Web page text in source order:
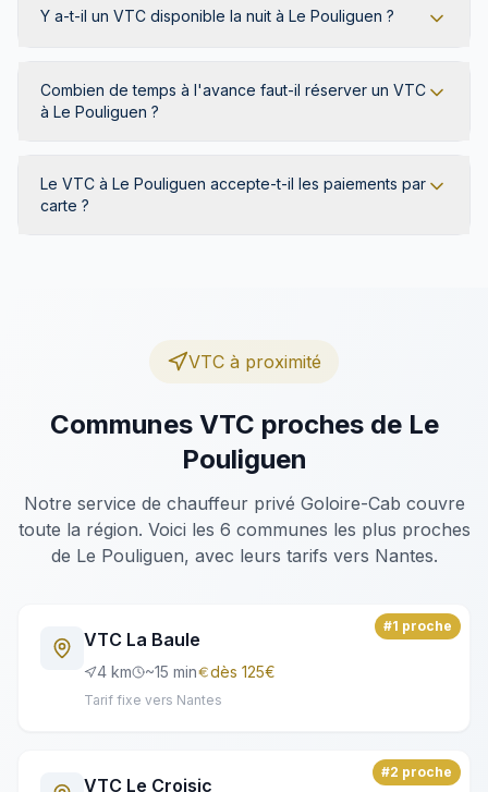
Y a-t-il un VTC disponible la nuit à Le Pouliguen ?
Combien de temps à l'avance faut-il réserver un VTC
à Le Pouliguen ?
Le VTC à Le Pouliguen accepte-t-il les paiements par
carte ?
VTC à proximité
Communes VTC proches de Le
Pouliguen
Notre service de chauffeur privé Goloire-Cab couvre
toute la région. Voici les 6 communes les plus proches
de Le Pouliguen, avec leurs tarifs vers Nantes.
#1 proche
VTC La Baule
4 km ~15 min dès 125€
Tarif fixe vers Nantes
#2 proche
VTC Le Croisic